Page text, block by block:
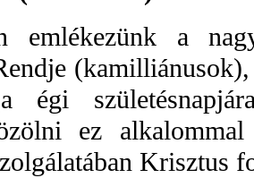
emlékezünk a
égi
ez
Krisztus